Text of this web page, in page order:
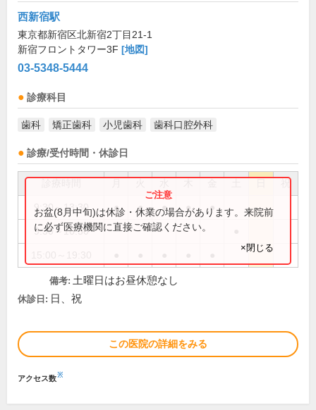
西新宿駅
東京都新宿区北新宿2丁目21-1
新宿フロントタワー3F [地図]
03-5348-5444
診療科目
歯科 矯正歯科 小児歯科 歯科口腔外科
診療/受付時間・休診日
祝
9:30～13:30 ● ● ● ● ●
9:30～16:30
お盆(8月中旬)は休診・休業の場合があります。来院前
に必ず医療機関に直接ご確認ください。
×閉じる
備考: 土曜日はお昼休憩なし
休診日: 日、祝
この医院の詳細をみる
アクセス数※